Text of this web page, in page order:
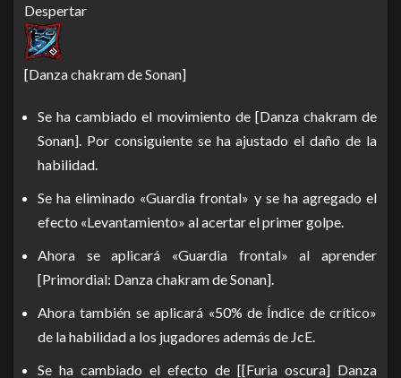
Despertar
[Danza chakram de Sonan]
Se ha cambiado el movimiento de [Danza chakram de
Sonan]. Por consiguiente se ha ajustado el daño de la
habilidad.
Se ha eliminado «Guardia frontal» y se ha agregado el
efecto «Levantamiento» al acertar el primer golpe.
Ahora se aplicará «Guardia frontal» al aprender
[Primordial: Danza chakram de Sonan].
Ahora también se aplicará «50% de Índice de crítico»
de la habilidad a los jugadores además de JcE.
Se ha cambiado el efecto de [[Furia oscura] Danza